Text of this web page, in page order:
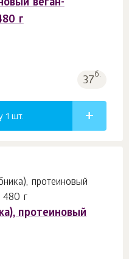
веган-
г
37б.
1 шт.
протеиновый